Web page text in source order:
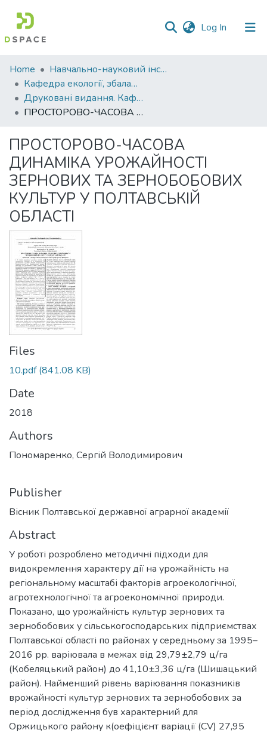
Log In (current)
Communities
&
Collections
Statistics
Home
Навчально-науковий інститут агротехнологій, селекції та екології
Кафедра екології, збалансованого природокористування та захисту довкілля
Друковані видання. Кафедра екології, збалансованого природокористування та захисту довкілля
ПРОСТОРОВО-ЧАСОВА ДИНАМІКА УРОЖАЙНОСТІ ЗЕРНОВИХ ТА ЗЕРНОБОБОВИХ КУЛЬТУР У ПОЛТАВСЬКІЙ ОБЛАСТІ
ПРОСТОРОВО-ЧАСОВА
ДИНАМІКА УРОЖАЙНОСТІ
ЗЕРНОВИХ ТА ЗЕРНОБОБОВИХ
КУЛЬТУР У ПОЛТАВСЬКІЙ
ОБЛАСТІ
Files
10.pdf(841.08 KB)
Date
2018
Authors
Пономаренко, Сергій Володимирович
Publisher
Вісник Полтавської державної аграрної академії
Abstract
У роботі розроблено методичні підходи для
видокремлення характеру дії на урожайність на
регіональному масштабі факторів агроекологічної,
агротехнологічної та агроекономічної природи.
Показано, що урожайність культур зернових та
зернобобових у сільськогосподарських підприємствах
Полтавської області по районах у середньому за 1995–
2016 рр. варіювала в межах від 29,79±2,79 ц/га
(Кобеляцький район) до 41,10±3,36 ц/га (Шишацький
район). Найменший рівень варіювання показників
врожайності культур зернових та зернобобових за
період дослідження був характерний для
Оржицького району к(оефіцієнт варіації (CV) 27,95